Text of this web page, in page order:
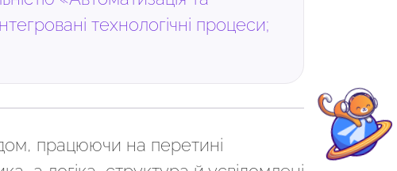
технологічні процеси;
працюючи на перетині